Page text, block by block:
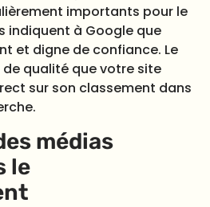
importants pour le
indiquent à Google que
et digne de confiance. Le
qualité que votre site
sur son classement dans
médias
le